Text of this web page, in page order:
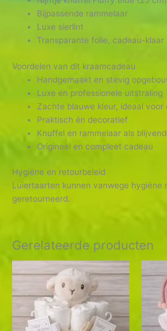
Bijpassende rammelaar
Luxe sierlint
Transparante folie, cadeau-klaar
Voordelen van dit kraamcadeau
Handgemaakt en stevig
Luxe en professionele uitstraling
Zachte blauwe kleur, ideaal voor
Praktisch én decoratief
Knuffel en rammelaar als
Origineel en compleet cadeau
Hygiëne en retourbeleid
Luiertaarten kunnen vanwege hygiëne
geretourneerd.
Gerelateerde producten